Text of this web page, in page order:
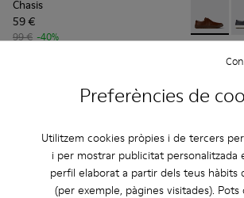
Preferències de
Utilitzem cookies pròpies i de tercers
i per mostrar publicitat personalitzada
perfil elaborat a partir dels teus hàbits
(per exemple, pàgines visitades).
Chasis
59 €
99 € -40%
Chasis -
130 €